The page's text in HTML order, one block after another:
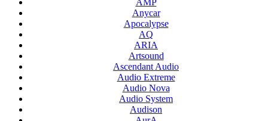
AMP
Anycar
Apocalypse
AQ
ARIA
Artsound
Ascendant Audio
Audio Extreme
Audio Nova
Audio System
Audison